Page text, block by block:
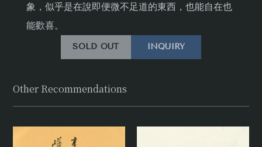
象，似乎是在說即便微不足道的東西，也能自在也
能歡喜。
SOLD OUT INQUIRY
Other Recommendations